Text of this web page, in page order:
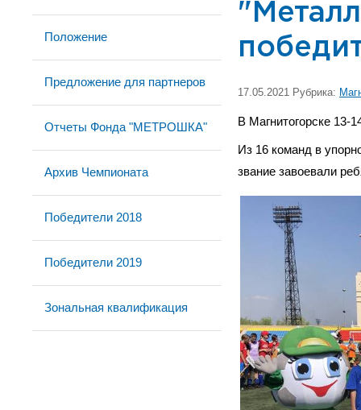
Положение
Предложение для партнеров
Отчеты Фонда "МЕТРОШКА"
Архив Чемпионата
Победители 2018
Победители 2019
Зональная квалификация
17.05.2021 Рубрика:
В Магнитогорске
Из 16 команд в
звание завоевали